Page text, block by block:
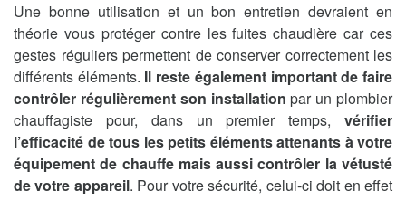
Une bonne utilisation et un bon entretien devraient en
théorie vous protéger contre les fuites chaudière car ces
gestes réguliers permettent de conserver correctement les
différents éléments. Il reste également important de faire
contrôler régulièrement son installation par un plombier
chauffagiste pour, dans un premier temps, vérifier
l’efficacité de tous les petits éléments attenants à votre
équipement de chauffe mais aussi contrôler la vétusté
de votre appareil. Pour votre sécurité, celui-ci doit en effet